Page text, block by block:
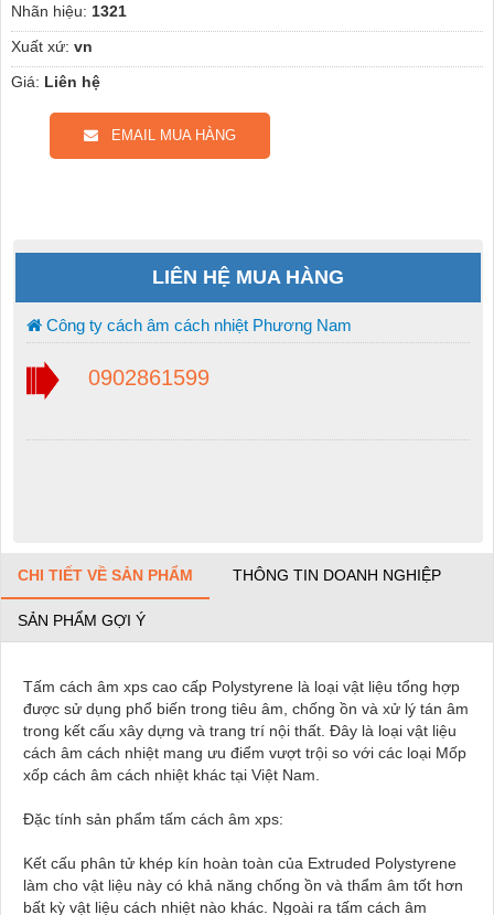
Nhãn hiệu: 1321
Xuất xứ: vn
Giá: Liên hệ
EMAIL MUA HÀNG
LIÊN HỆ MUA HÀNG
Công ty cách âm cách nhiệt Phương Nam
0902861599
CHI TIẾT VỀ SẢN PHẨM THÔNG TIN DOANH NGHIỆP
SẢN PHẨM GỢI Ý
Tấm cách âm xps cao cấp Polystyrene là loại vật liệu tổng hợp
được sử dụng phổ biến trong tiêu âm, chống ồn và xử lý tán âm
trong kết cấu xây dựng và trang trí nội thất. Đây là loại vật liệu
cách âm cách nhiệt mang ưu điểm vượt trội so với các loại Mốp
xốp cách âm cách nhiệt khác tại Việt Nam.
Đặc tính sản phẩm tấm cách âm xps:
Kết cấu phân tử khép kín hoàn toàn của Extruded Polystyrene
làm cho vật liệu này có khả năng chống ồn và thẩm âm tốt hơn
bất kỳ vật liệu cách nhiệt nào khác. Ngoài ra tấm cách âm